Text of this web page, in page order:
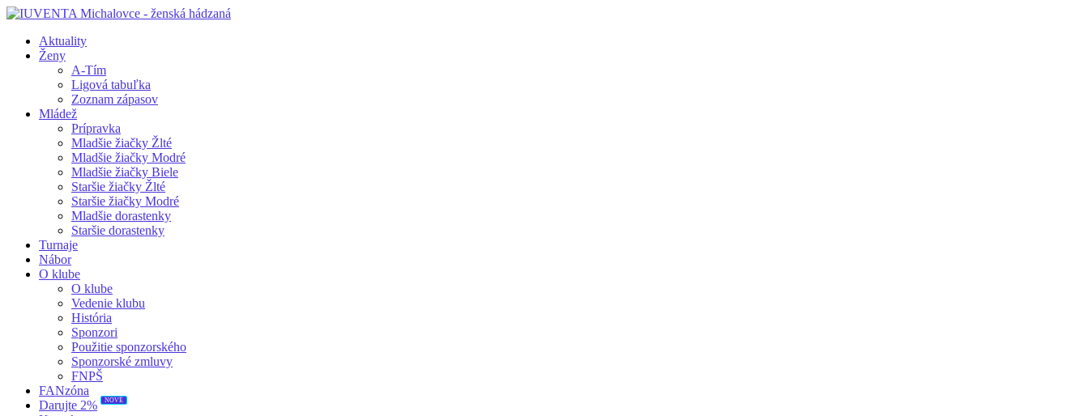
Aktuality
Ženy
A-Tím
Ligová tabuľka
Zoznam zápasov
Mládež
Prípravka
Mladšie žiačky Žlté
Mladšie žiačky Modré
Mladšie žiačky Biele
Staršie žiačky Žlté
Staršie žiačky Modré
Mladšie dorastenky
Staršie dorastenky
Turnaje
Nábor
O klube
O klube
Vedenie klubu
História
Sponzori
Použitie sponzorského
Sponzorské zmluvy
FNPŠ
FANzóna
Darujte 2%
NOVÉ